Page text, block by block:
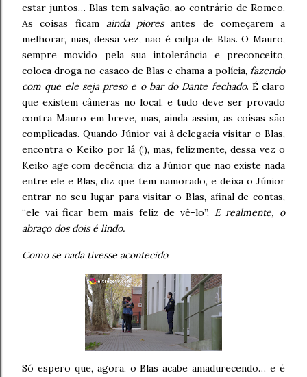
estar juntos… Blas tem salvação, ao contrário de Romeo.
As coisas ficam ainda pioresantes de começarem a
melhorar, mas, dessa vez, não é culpa de Blas. O Mauro,
sempre movido pela sua intolerância e preconceito,
coloca droga no casaco de Blas e chama a polícia, fazendo
com que ele seja preso e o bar do Dante fechado. É claro
que existem câmeras no local, e tudo deve ser provado
contra Mauro em breve, mas, ainda assim, as coisas são
complicadas. Quando Júnior vai à delegacia visitar o Blas,
encontra o Keiko por lá (!), mas, felizmente, dessa vez o
Keiko age com decência: diz a Júnior que não existe nada
entre ele e Blas, diz que tem namorado, e deixa o Júnior
entrar no seu lugar para visitar o Blas, afinal de contas,
“ele vai ficar bem mais feliz de vê-lo”. E realmente, o
abraço dos dois é lindo.
Como se nada tivesse acontecido.
Só espero que, agora, o Blas acabe amadurecendo… e é